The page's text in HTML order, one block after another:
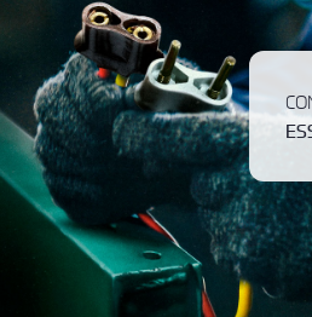
FALE CONOSCO
Entre em contato conosco
formulário abaixo:
40.000